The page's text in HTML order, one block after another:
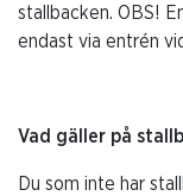
stallbacken. OBS!
endast via entrén
Vad gäller på
Du som inte har